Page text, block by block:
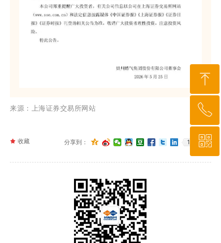
来源：上海证券交易所网站
分享到： 143
끄 收藏
ꁸ
回到顶部
ꂅ
010-64919527
ꀥ